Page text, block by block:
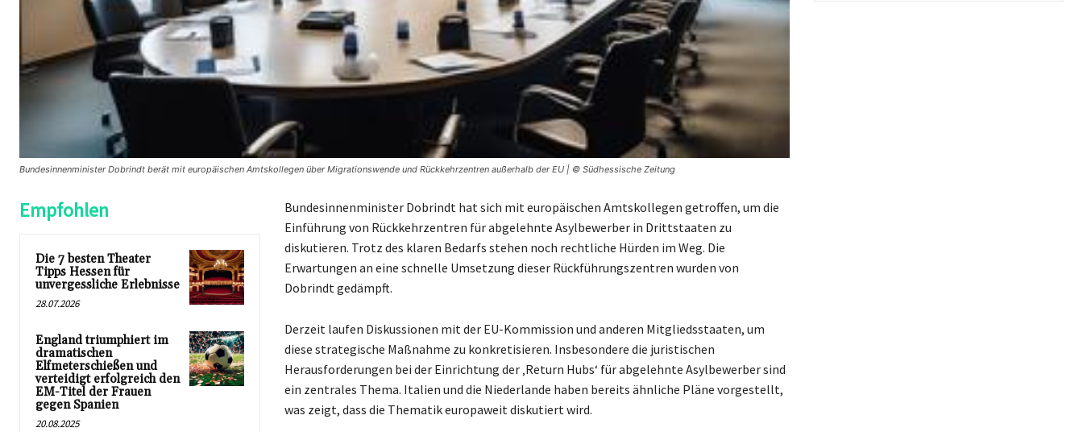
Bundesinnenminister Dobrindt berät mit europäischen Amtskollegen über Migrationswende und Rückkehrzentren außerhalb der EU | © Südhessische Zeitung
Empfohlen
Die 7 besten Theater
Tipps Hessen für
unvergessliche Erlebnisse
28.07.2026
England triumphiert im
dramatischen
Elfmeterschießen und
verteidigt erfolgreich den
EM-Titel der Frauen
gegen Spanien
20.08.2025
Bundesinnenminister Dobrindt hat sich mit europäischen Amtskollegen getroffen, um die
Einführung von Rückkehrzentren für abgelehnte Asylbewerber in Drittstaaten zu
diskutieren. Trotz des klaren Bedarfs stehen noch rechtliche Hürden im Weg. Die
Erwartungen an eine schnelle Umsetzung dieser Rückführungszentren wurden von
Dobrindt gedämpft.
Derzeit laufen Diskussionen mit der EU-Kommission und anderen Mitgliedsstaaten, um
diese strategische Maßnahme zu konkretisieren. Insbesondere die juristischen
Herausforderungen bei der Einrichtung der ‚Return Hubs‘ für abgelehnte Asylbewerber sind
ein zentrales Thema. Italien und die Niederlande haben bereits ähnliche Pläne vorgestellt,
was zeigt, dass die Thematik europaweit diskutiert wird.